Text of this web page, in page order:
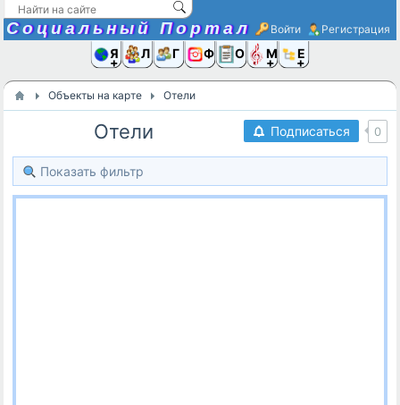
Социальный Портал Войти Регистрация
Я иЛюди
Группы
Фото Ещё
Объекты на карте Отели
Подписаться 0
Отели
Показать фильтр